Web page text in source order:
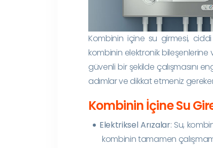
Kombinin içine su girmesi, ciddi
kombinin elektronik
güvenli bir şekilde çalışmasını
adımlar ve dikkat etmeniz
Kombinin İçine Su
Elektriksel Arızalar: Su,
kombinin tamamen